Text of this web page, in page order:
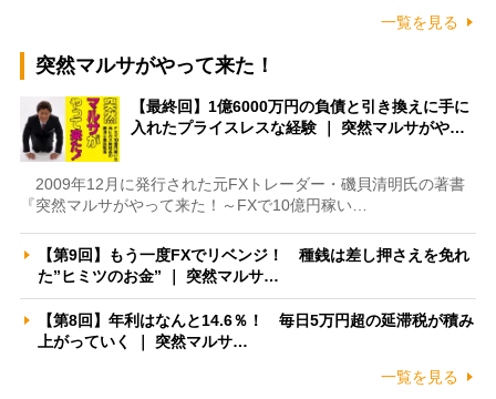
一覧を見る
突然マルサがやって来た！
【最終回】1億6000万円の負債と引き換えに手に
入れたプライスレスな経験 ｜ 突然マルサがや…
2009年12月に発行された元FXトレーダー・磯貝清明氏の著書
『突然マルサがやって来た！～FXで10億円稼い…
【第9回】もう一度FXでリベンジ！ 種銭は差し押さえを免れ
た”ヒミツのお金” ｜ 突然マルサ…
【第8回】年利はなんと14.6％！ 毎日5万円超の延滞税が積み
上がっていく ｜ 突然マルサ…
一覧を見る